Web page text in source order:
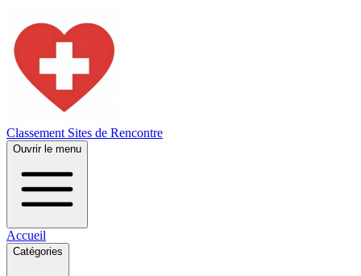
Classement Sites de Rencontre
Ouvrir le menu
Accueil
Catégories